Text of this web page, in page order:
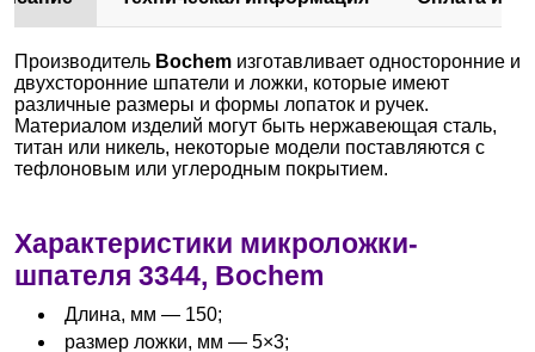
Производитель Bochem изготавливает односторонние и
двухсторонние шпатели и ложки, которые имеют
различные размеры и формы лопаток и ручек.
Материалом изделий могут быть нержавеющая сталь,
титан или никель, некоторые модели поставляются с
тефлоновым или углеродным покрытием.
Характеристики микроложки-
шпателя 3344, Bochem
Длина, мм — 150;
размер ложки, мм — 5×3;